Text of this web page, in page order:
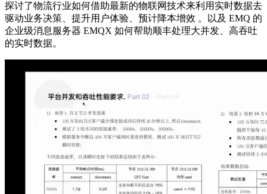
探讨了物流行业如何借助最新的物联网技术来利用实时数据去
驱动业务决策、提升用户体验、预计降本增效 。以及 EMQ 的
企业级消息服务器 EMQX 如何帮助顺丰处理大并发、高吞吐
的实时数据。